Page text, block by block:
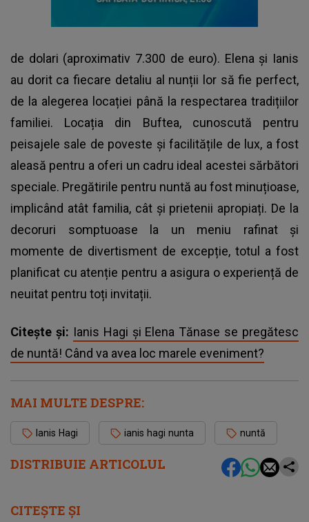
DISTRIBUIE ARTICOLUL
de dolari (aproximativ 7.300 de euro). Elena și Ianis
au dorit ca fiecare detaliu al nunții lor să fie perfect,
de la alegerea locației până la respectarea tradițiilor
familiei. Locația din Buftea, cunoscută pentru
peisajele sale de poveste și facilitățile de lux, a fost
aleasă pentru a oferi un cadru ideal acestei sărbători
speciale. Pregătirile pentru nuntă au fost minuțioase,
implicând atât familia, cât și prietenii apropiați. De la
decoruri somptuoase la un meniu rafinat și
momente de divertisment de excepție, totul a fost
planificat cu atenție pentru a asigura o experiență de
neuitat pentru toți invitații.
Citește și: Ianis Hagi și Elena Tănase se pregătesc
de nuntă! Când va avea loc marele eveniment?
MAI MULTE DESPRE:
Ianis Hagi ianis hagi nunta nuntă
CITEȘTE ȘI